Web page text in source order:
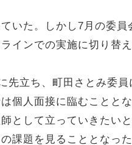
いた。しかし7月の委
インでの実施に切り替
立ち、町田さとみ委
個人面接に臨むことと
として立っていきたい
課題を見ることとなった